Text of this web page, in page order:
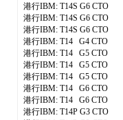
港行IBM: T14S G6
港行IBM: T14S G6
港行IBM: T14S G6
港行IBM: T14 G4 CTO
港行IBM: T14 G5 CTO |
港行IBM: T14 G5 CTO |
港行IBM: T14 G5 CTO |
港行IBM: T14 G6 CTO |
港行IBM: T14 G6 CTO |
港行IBM: T14P G3 CTO